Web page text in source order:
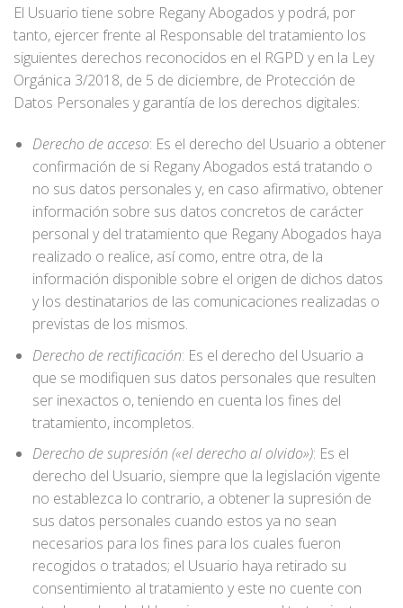
El Usuario tiene sobre Regany Abogados y podrá, por
tanto, ejercer frente al Responsable del tratamiento los
siguientes derechos reconocidos en el RGPD y en la Ley
Orgánica 3/2018, de 5 de diciembre, de Protección de
Datos Personales y garantía de los derechos digitales:
Derecho de acceso: Es el derecho del Usuario a obtener
confirmación de si Regany Abogados está tratando o
no sus datos personales y, en caso afirmativo, obtener
información sobre sus datos concretos de carácter
personal y del tratamiento que Regany Abogados haya
realizado o realice, así como, entre otra, de la
información disponible sobre el origen de dichos datos
y los destinatarios de las comunicaciones realizadas o
previstas de los mismos.
Derecho de rectificación: Es el derecho del Usuario a
que se modifiquen sus datos personales que resulten
ser inexactos o, teniendo en cuenta los fines del
tratamiento, incompletos.
Derecho de supresión («el derecho al olvido»): Es el
derecho del Usuario, siempre que la legislación vigente
no establezca lo contrario, a obtener la supresión de
sus datos personales cuando estos ya no sean
necesarios para los fines para los cuales fueron
recogidos o tratados; el Usuario haya retirado su
consentimiento al tratamiento y este no cuente con